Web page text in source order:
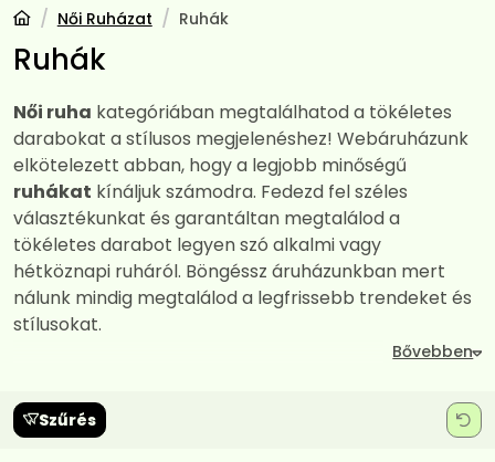
Női Ruházat Ruhák
Ruhák
Női ruha kategóriában megtalálhatod a tökéletes
darabokat a stílusos megjelenéshez! Webáruházunk
elkötelezett abban, hogy a legjobb minőségű
ruhákat kínáljuk számodra. Fedezd fel széles
választékunkat és garantáltan megtalálod a
tökéletes darabot legyen szó alkalmi vagy
hétköznapi ruháról. Böngéssz áruházunkban mert
nálunk mindig megtalálod a legfrissebb trendeket és
stílusokat.
Szűrés